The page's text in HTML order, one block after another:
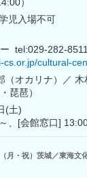
児入場不可
tel:029-282-8511
cs.or.jp/cultural-
（オカリナ）／ 木
琵琶）
(土)
、[会館窓口]
月・祝）茨城／東海文